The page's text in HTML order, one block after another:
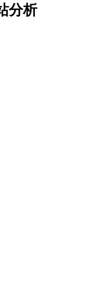
分析